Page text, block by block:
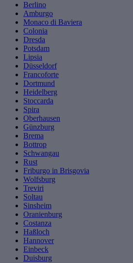
Berlino
Amburgo
Monaco di Baviera
Colonia
Dresda
Potsdam
Lipsia
Düsseldorf
Francoforte
Dortmund
Heidelberg
Stoccarda
Spira
Oberhausen
Günzburg
Brema
Bottrop
Schwangau
Rust
Friburgo in Brisgovia
Wolfsburg
Treviri
Soltau
Sinsheim
Oranienburg
Costanza
Haßloch
Hannover
Einbeck
Duisburg